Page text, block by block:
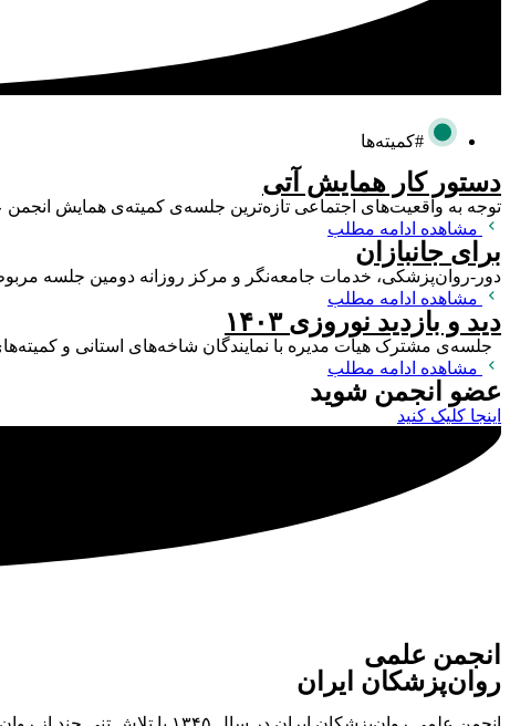
#کمیته‌ها
دستور کار همایش آتی
توجه به واقعیت‌های اجتماعی تازه‌ترین جلسه‌ی کمیته‌ی همایش انجمن علمی روان‌پزشکان
مشاهده ادامه مطلب
برای جانبازان
دور-روان‌پزشکی، خدمات جامعه‌نگر و مرکز روزانه دومین جلسه مربوط به
مشاهده ادامه مطلب
دید و بازدید نوروزی ۱۴۰۳
جلسه‌ی مشترک هیات مدیره با نمایندگان شاخه‌های استانی و کمیته‌های
مشاهده ادامه مطلب
عضو انجمن شوید
اینجا کلیک کنید
انجمن علمی
روان‌پزشکان ایران